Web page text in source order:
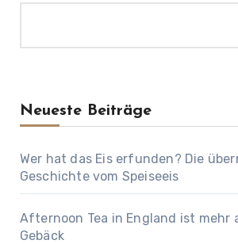
Neueste Beiträge
Wer hat das Eis erfunden? Die
Geschichte vom Speiseeis
Afternoon Tea in England ist mehr
Gebäck